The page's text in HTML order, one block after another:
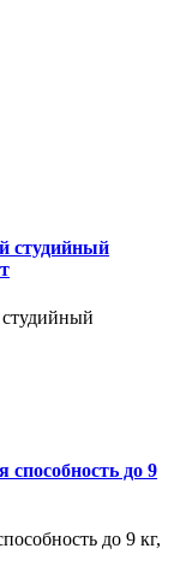
студийный
способность до 9
до 9 кг,